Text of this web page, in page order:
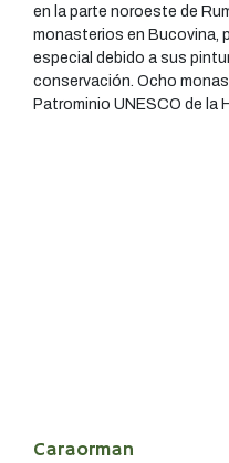
en la parte noroeste de
monasterios en Bucovina,
especial debido a sus
conservación. Ocho
Patrominio UNESCO de la
Caraorman